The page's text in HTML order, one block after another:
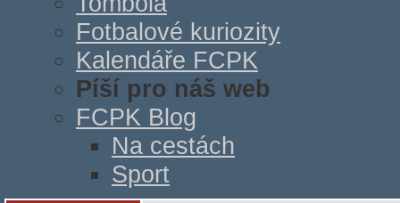
Fotbalové kuriozity
Kalendáře FCPK
Píší pro náš web
FCPK Blog
Na cestách
Sport